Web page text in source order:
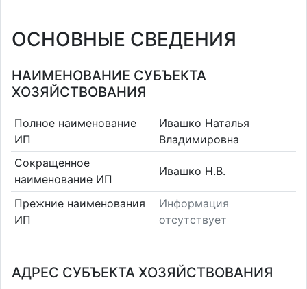
ОСНОВНЫЕ СВЕДЕНИЯ
НАИМЕНОВАНИЕ СУБЪЕКТА
ХОЗЯЙСТВОВАНИЯ
Полное наименование
ИП
Ивашко Наталья
Владимировна
Сокращенное
наименование ИП
Ивашко Н.В.
Прежние наименования
ИП
Информация
отсутствует
АДРЕС СУБЪЕКТА ХОЗЯЙСТВОВАНИЯ